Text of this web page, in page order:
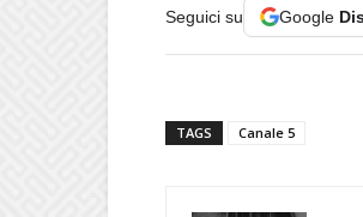
Seguici su Google
TAGS Canale 5